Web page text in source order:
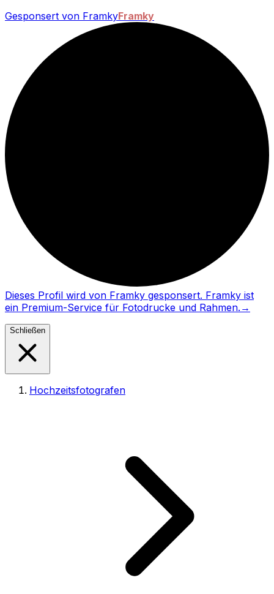
Gesponsert von FramkyFramky
Dieses Profil wird von Framky gesponsert. Framky ist
ein Premium-Service für Fotodrucke und Rahmen. →
Schließen
Hochzeitsfotografen